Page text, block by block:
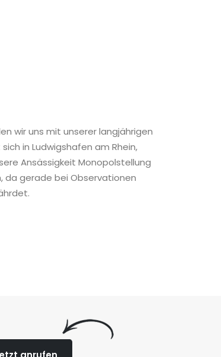
wir uns mit unserer langjährigen
in Ludwigshafen am Rhein,
Ansässigkeit Monopolstellung
da gerade bei Observationen